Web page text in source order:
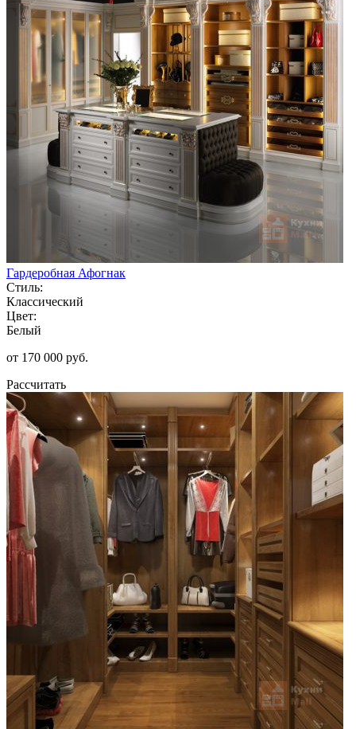
Гардеробная Афогнак
Стиль:
Классический
Цвет:
Белый
от 170 000 руб.
Рассчитать